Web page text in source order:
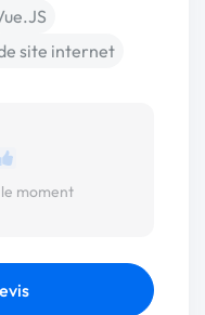
site internet
moment